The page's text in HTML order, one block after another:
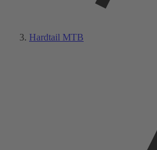
Hardtail MTB